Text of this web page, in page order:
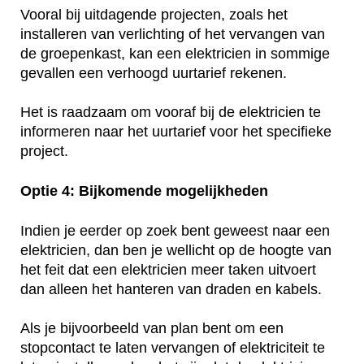
Vooral bij uitdagende projecten, zoals het
installeren van verlichting of het vervangen van
de groepenkast, kan een elektricien in sommige
gevallen een verhoogd uurtarief rekenen.
Het is raadzaam om vooraf bij de elektricien te
informeren naar het uurtarief voor het specifieke
project.
Optie 4: Bijkomende mogelijkheden
Indien je eerder op zoek bent geweest naar een
elektricien, dan ben je wellicht op de hoogte van
het feit dat een elektricien meer taken uitvoert
dan alleen het hanteren van draden en kabels.
Als je bijvoorbeeld van plan bent om een
stopcontact te laten vervangen of elektriciteit te